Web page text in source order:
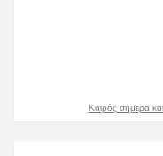
Καιρός σήμερα